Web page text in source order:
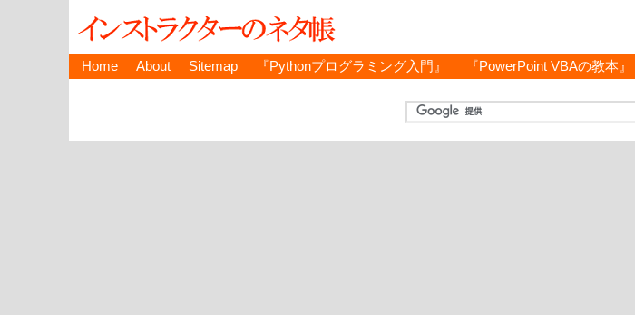
Home About Sitemap 『Pythonプログラミング入門』 『PowerPoint VBAの教本』